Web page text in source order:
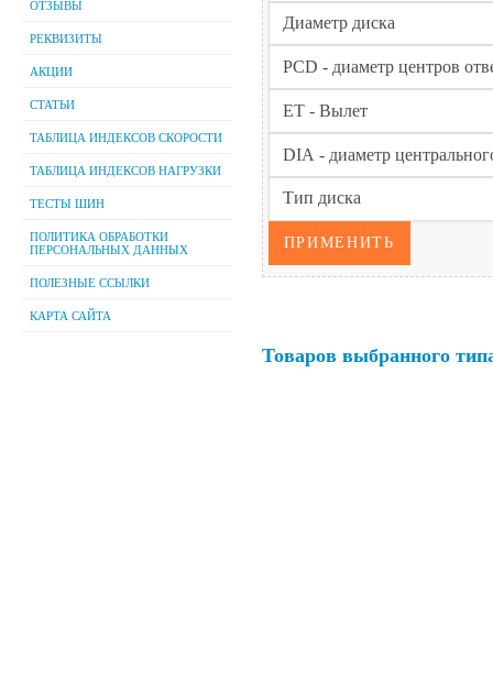
ОТЗЫВЫ
РЕКВИЗИТЫ
АКЦИИ
СТАТЬИ
ТАБЛИЦА ИНДЕКСОВ СКОРОСТИ
ТАБЛИЦА ИНДЕКСОВ НАГРУЗКИ
ТЕСТЫ ШИН
ПОЛИТИКА ОБРАБОТКИ
ПЕРСОНАЛЬНЫХ ДАННЫХ
ПОЛЕЗНЫЕ ССЫЛКИ
КАРТА САЙТА
Товаров выбранного